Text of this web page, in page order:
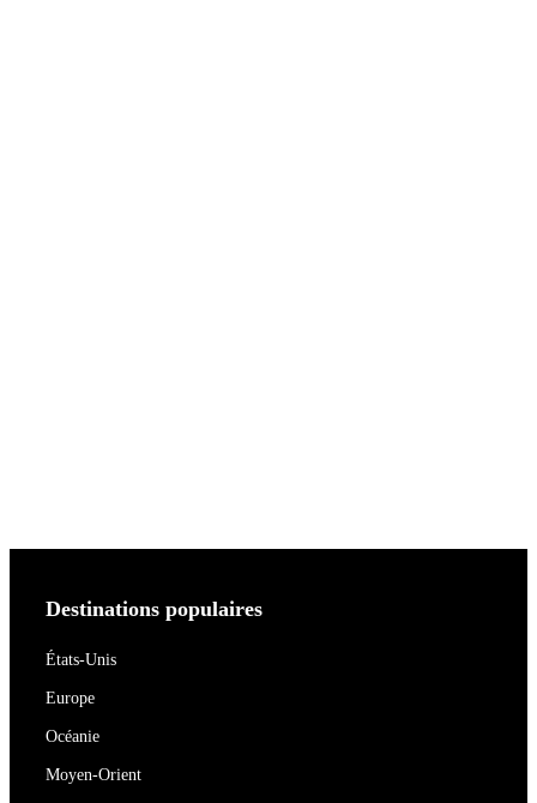
Destinations populaires
États-Unis
Europe
Océanie
Moyen-Orient